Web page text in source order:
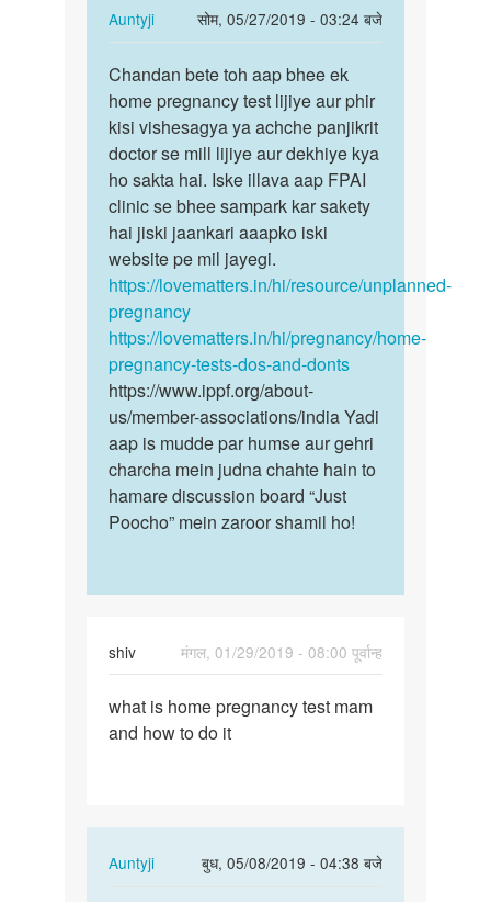
time…
by
Sandeep
Auntyji
सोम, 05/27/2019 - 03:24 बजे
In
reply
to
Mai
v
isi
paresani
me
fansa…
by
chandan
kumar
sharma
Chandan
bete
toh
aap
bhee
ek…
Chandan bete toh aap bhee ek
home pregnancy test lijiye aur phir
kisi vishesagya ya achche panjikrit
doctor se mill lijiye aur dekhiye kya
ho sakta hai. Iske illava aap FPAI
clinic se bhee sampark kar sakety
hai jiski jaankari aaapko iski
website pe mil jayegi.
https://lovematters.in/hi/resource/unplanned-
pregnancy
https://lovematters.in/hi/pregnancy/home-
pregnancy-tests-dos-and-donts
https://www.ippf.org/about-
us/member-associations/india Yadi
aap is mudde par humse aur gehri
charcha mein judna chahte hain to
hamare discussion board “Just
Poocho” mein zaroor shamil ho!
shiv
मंगल, 01/29/2019 - 08:00 पूर्वान्ह
what
is
what is home pregnancy test mam
and how to do it
Auntyji
बुध, 05/08/2019 - 04:38 बजे
In